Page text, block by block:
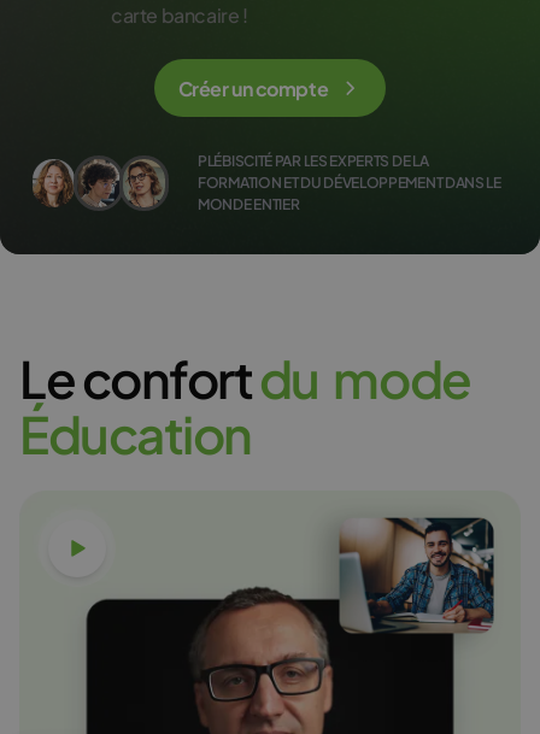
carte bancaire !
Créer un compte
PLÉBISCITÉ PAR LES EXPERTS DE LA
FORMATION ET DU DÉVELOPPEMENT DANS LE
MONDE ENTIER
Le confortdu mode
Éducation